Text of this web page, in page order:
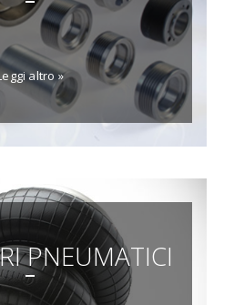
altro »
PNEUMATICI